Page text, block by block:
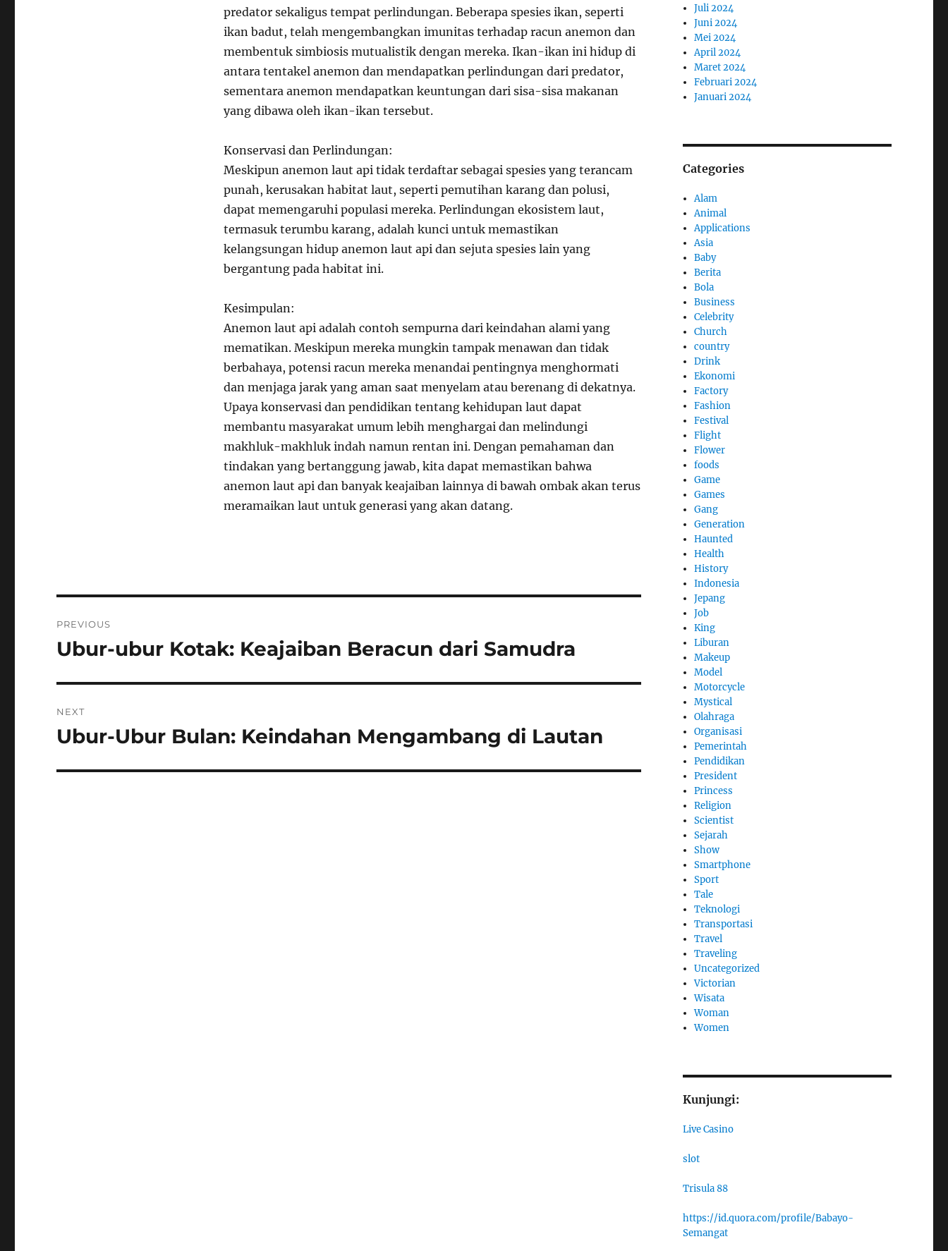
predator sekaligus tempat perlindungan. Beberapa spesies ikan, seperti
ikan badut, telah mengembangkan imunitas terhadap racun anemon dan
membentuk simbiosis mutualistik dengan mereka. Ikan-ikan ini hidup di
antara tentakel anemon dan mendapatkan perlindungan dari predator,
sementara anemon mendapatkan keuntungan dari sisa-sisa makanan
yang dibawa oleh ikan-ikan tersebut.
Konservasi dan Perlindungan:
Meskipun anemon laut api tidak terdaftar sebagai spesies yang terancam
punah, kerusakan habitat laut, seperti pemutihan karang dan polusi,
dapat memengaruhi populasi mereka. Perlindungan ekosistem laut,
termasuk terumbu karang, adalah kunci untuk memastikan
kelangsungan hidup anemon laut api dan sejuta spesies lain yang
bergantung pada habitat ini.
Kesimpulan:
Anemon laut api adalah contoh sempurna dari keindahan alami yang
mematikan. Meskipun mereka mungkin tampak menawan dan tidak
berbahaya, potensi racun mereka menandai pentingnya menghormati
dan menjaga jarak yang aman saat menyelam atau berenang di dekatnya.
Upaya konservasi dan pendidikan tentang kehidupan laut dapat
membantu masyarakat umum lebih menghargai dan melindungi
makhluk-makhluk indah namun rentan ini. Dengan pemahaman dan
tindakan yang bertanggung jawab, kita dapat memastikan bahwa
anemon laut api dan banyak keajaiban lainnya di bawah ombak akan terus
meramaikan laut untuk generasi yang akan datang.
pos
PREVIOUS
Previous
Ubur-ubur Kotak: Keajaiban Beracun dari Samudra
NEXT
Next
Ubur-Ubur Bulan: Keindahan Mengambang di Lautan
Juli 2024
Juni 2024
Mei 2024
April 2024
Maret 2024
Februari 2024
Januari 2024
Categories
Alam
Animal
Applications
Asia
Baby
Berita
Bola
Business
Celebrity
Church
country
Drink
Ekonomi
Factory
Fashion
Festival
Flight
Flower
foods
Game
Games
Gang
Generation
Haunted
Health
History
Indonesia
Jepang
Job
King
Liburan
Makeup
Model
Motorcycle
Mystical
Olahraga
Organisasi
Pemerintah
Pendidikan
President
Princess
Religion
Scientist
Sejarah
Show
Smartphone
Sport
Tale
Teknologi
Transportasi
Travel
Traveling
Uncategorized
Victorian
Wisata
Woman
Women
Kunjungi:
Live Casino
slot
Trisula 88
https://id.quora.com/profile/Babayo-
Semangat